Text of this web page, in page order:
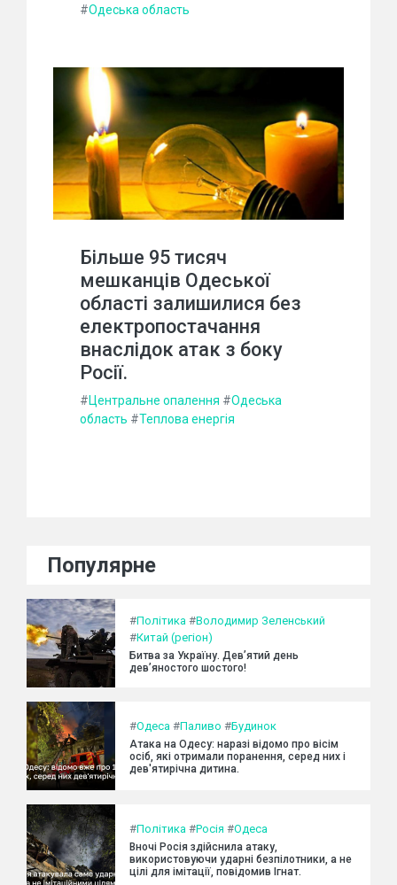
#Одеська область
Більше 95 тисяч
мешканців Одеської
області залишилися без
електропостачання
внаслідок атак з боку
Росії.
#Центральне опалення #Одеська
область #Теплова енергія
Популярне
#Політика #Володимир Зеленський
#Китай (регіон)
Битва за Україну. Дев’ятий день
дев’яностого шостого!
#Одеса #Паливо #Будинок
Атака на Одесу: наразі відомо про вісім
осіб, які отримали поранення, серед них і
дев'ятирічна дитина.
#Політика #Росія #Одеса
Вночі Росія здійснила атаку,
використовуючи ударні безпілотники, а не
цілі для імітації, повідомив Ігнат.